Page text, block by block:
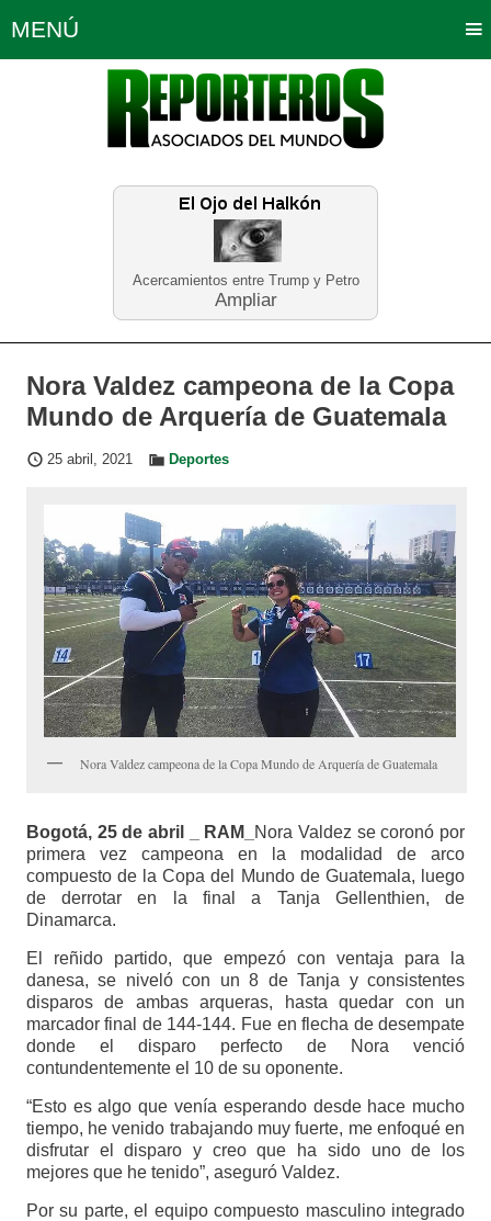
Acercamientos entre Trump y Petro
Ampliar
MENÚ
Política Opinión Bogotá
Planeta Tierra Deportes
Educación Neira
Nora Valdez campeona de la Copa
Mundo de Arquería de Guatemala
25 abril, 2021 Deportes
Nora Valdez campeona de la Copa Mundo de Arquería de Guatemala
Bogotá, 25 de abril _ RAM_ Nora Valdez se coronó por
primera vez campeona en la modalidad de arco
compuesto de la Copa del Mundo de Guatemala, luego
de derrotar en la final a Tanja Gellenthien, de
Dinamarca.
El reñido partido, que empezó con ventaja para la
danesa, se niveló con un 8 de Tanja y consistentes
disparos de ambas arqueras, hasta quedar con un
marcador final de 144-144. Fue en flecha de desempate
donde el disparo perfecto de Nora venció
contundentemente el 10 de su oponente.
“Esto es algo que venía esperando desde hace mucho
tiempo, he venido trabajando muy fuerte, me enfoqué en
disfrutar el disparo y creo que ha sido uno de los
mejores que he tenido”, aseguró Valdez.
Por su parte, el equipo compuesto masculino integrado